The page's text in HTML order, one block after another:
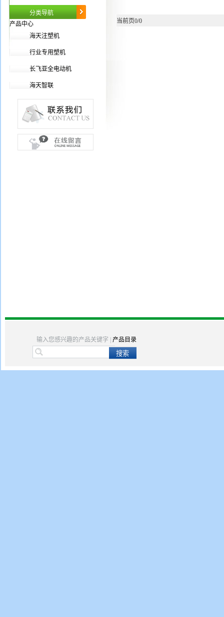
分类导航
产品中心
海天注塑机
行业专用塑机
长飞亚全电动机
海天智联
当前页0/0
输入您感兴趣的产品关键字 | 产品目录